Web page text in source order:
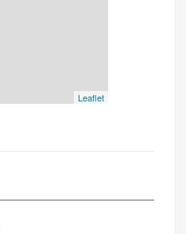
Leaflet